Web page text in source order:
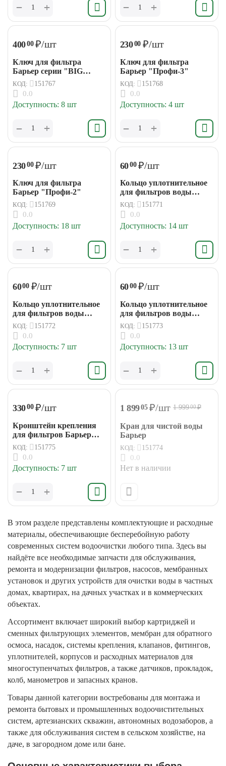
В этом разделе представлены комплектующие и расходные
материалы, обеспечивающие бесперебойную работу
современных систем водоочистки любого типа. Здесь вы
найдёте все необходимые запчасти для обслуживания,
ремонта и модернизации фильтров, насосов, мембранных
установок и других устройств для очистки воды в частных
домах, квартирах, на дачных участках и в коммерческих
объектах.
Ассортимент включает широкий выбор картриджей и
сменных фильтрующих элементов, мембран для обратного
осмоса, насадок, системы крепления, клапанов, фитингов,
уплотнителей, корпусов и расходных материалов для
многоступенчатых фильтров, а также датчиков, прокладок,
колб, манометров и запасных кранов.
Товары данной категории востребованы для монтажа и
ремонта бытовых и промышленных водоочистительных
систем, артезианских скважин, автономных водозаборов, а
также для обслуживания систем в сельском хозяйстве, на
даче, в загородном доме или бане.
+
− +
−
40000 ₽/шт
Ключ для фильтра
Барьер серии "BIG
BLUE"
КОД: 151767
0.0
Доступность: 8 шт
+
−
23000 ₽/шт
Ключ для фильтра
Барьер "Профи-3"
КОД: 151768
0.0
Доступность: 4 шт
+
−
23000 ₽/шт
Ключ для фильтра
Барьер "Профи-2"
КОД: 151769
0.0
Доступность: 18 шт
+
−
6000 ₽/шт
Кольцо уплотнительное
для фильтров воды
Барьер
КОД: 151771
0.0
Доступность: 14 шт
+
−
6000 ₽/шт
Кольцо уплотнительное
для фильтров воды
Барьер "ПРОФИ-2"
КОД: 151772
0.0
Доступность: 7 шт
+
−
6000 ₽/шт
Кольцо уплотнительное
для фильтров воды
Барьер "ПРОФИ-3"
КОД: 151773
0.0
Доступность: 13 шт
+
−
33000 ₽/шт
Кронштейн крепления
для фильтров Барьер
серии "BIG BLUE"
КОД: 151775
0.0
Доступность: 7 шт
+
−
1 89905 ₽/шт 1 99900₽
Кран для чистой воды
Барьер
КОД: 151774
0.0
Нет в наличии